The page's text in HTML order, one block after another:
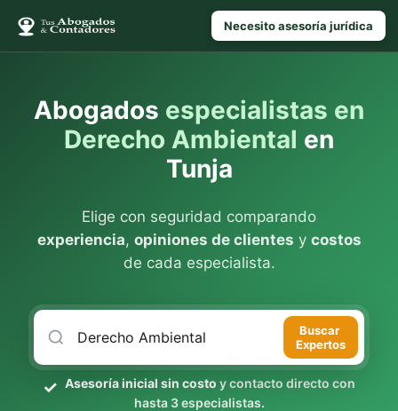
Necesito asesoría jurídica
Abogados especialistas en
Derecho Ambiental en
Tunja
Elige con seguridad comparando
experiencia, opiniones de clientes y costos
de cada especialista.
Buscar
Expertos
Asesoría inicial sin costo y contacto directo con
hasta 3 especialistas.